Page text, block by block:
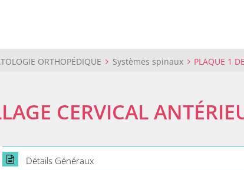
ORTHOPÉDIQUE Systèmes spinaux PLAQUE 1
CERVICAL
Détails Généraux